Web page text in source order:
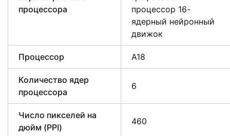
процессора
процессор 16-
ядерный нейронный
движок
Процессор A18
Количество ядер
процессора
6
Число пикселей на
дюйм (PPI)
460